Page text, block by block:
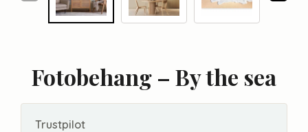
Fotobehang – By the sea
Trustpilot